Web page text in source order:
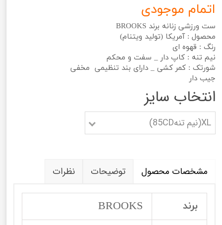
اتمام موجودی
ست ورزشی زنانه برند BROOKS
محصول : آمریکا (تولید ویتنام)
رنگ : قهوه ای
نیم تنه : کاپ دار _ سفت و محکم
شورتک : کمر کشی _ دارای بند تنظیمی مخفی
جیب دار
انتخاب سایز
XL(نیم تنه85CD)
مشخصات محصول توضیحات نظرات
برند BROOKS